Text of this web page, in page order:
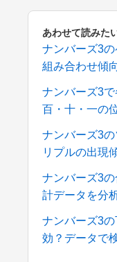
あわせて読みた
ナンバーズ3
組み合わせ傾
ナンバーズ3
百・十・一の
ナンバーズ3
リプルの出現
ナンバーズ3
計データを分
ナンバーズ3
効？データで